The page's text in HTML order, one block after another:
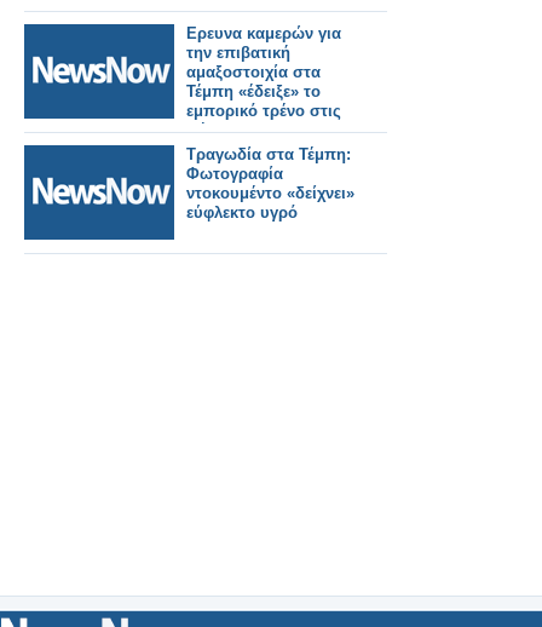
Eρευνα καμερών για
την επιβατική
αμαξοστοιχία στα
Τέμπη «έδειξε» το
εμπορικό τρένο στις
σήραγγες πριν την
τραγωδία
Τραγωδία στα Τέμπη:
Φωτογραφία
ντοκουμέντο «δείχνει»
εύφλεκτο υγρό